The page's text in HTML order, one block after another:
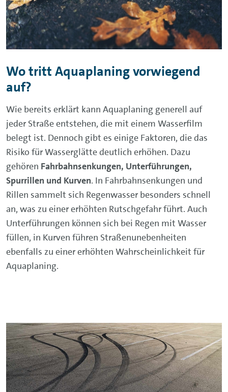
Wo tritt Aquaplaning vorwiegend
auf?
Wie bereits erklärt kann Aquaplaning generell auf
jeder Straße entstehen, die mit einem Wasserfilm
belegt ist. Dennoch gibt es einige Faktoren, die das
Risiko für Wasserglätte deutlich erhöhen. Dazu
gehören Fahrbahnsenkungen, Unterführungen,
Spurrillen und Kurven. In Fahrbahnsenkungen und
Rillen sammelt sich Regenwasser besonders schnell
an, was zu einer erhöhten Rutschgefahr führt. Auch
Unterführungen können sich bei Regen mit Wasser
füllen, in Kurven führen Straßenunebenheiten
ebenfalls zu einer erhöhten Wahrscheinlichkeit für
Aquaplaning.